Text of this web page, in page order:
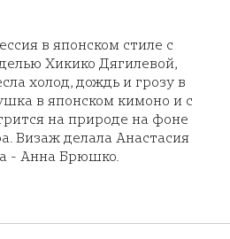
в японском стиле с
Хикико Дягилевой,
холод, дождь и грозу в
в японском кимоно и с
на природе на фоне
Визаж делала Анастасия
- Анна Брюшко.